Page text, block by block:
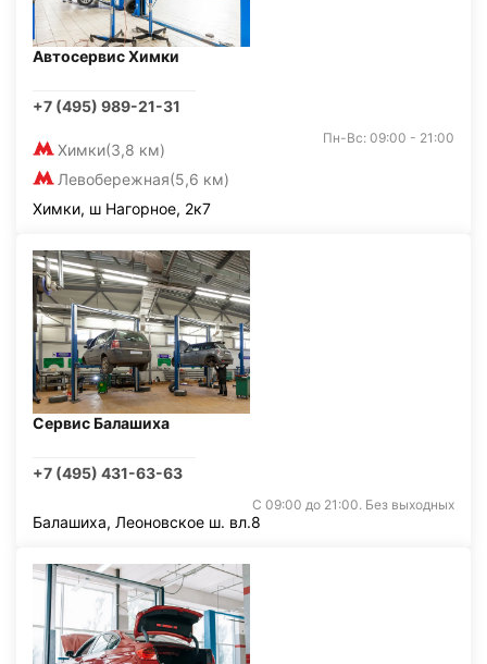
Автосервис Химки
+7 (495) 989-21-31
Химки(3,8 км)
Левобережная(5,6 км)
Пн-Вс: 09:00 - 21:00
Химки, ш Нагорное, 2к7
Сервис Балашиха
+7 (495) 431-63-63
С 09:00 до 21:00. Без выходных
Балашиха, Леоновское ш. вл.8